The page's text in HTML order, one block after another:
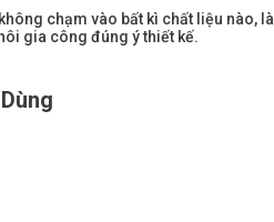
chạm vào bất kì chất liệu nào, là
gia công đúng ý thiết kế.